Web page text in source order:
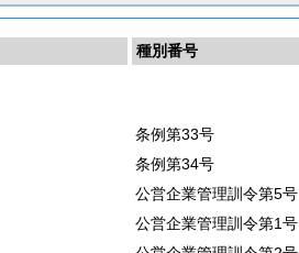
種別番号
条例第33号
条例第34号
公営企業管理訓令第5号
公営企業管理訓令第1号